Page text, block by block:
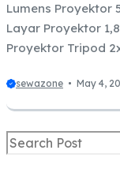
Lumens Proyektor
Layar Proyektor
Proyektor Tripod
sewazone May 4,
Search